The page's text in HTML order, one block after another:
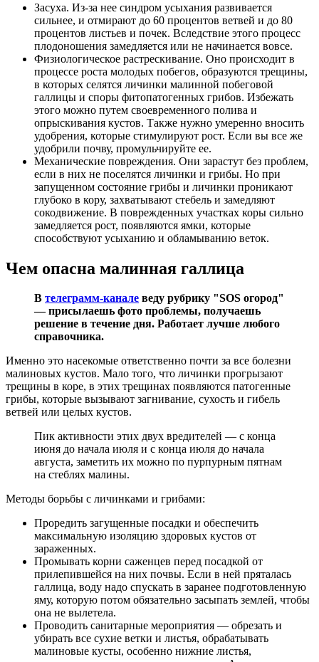
Засуха. Из-за нее синдром усыхания развивается
сильнее, и отмирают до 60 процентов ветвей и до 80
процентов листьев и почек. Вследствие этого процесс
плодоношения замедляется или не начинается вовсе.
Физиологическое растрескивание. Оно происходит в
процессе роста молодых побегов, образуются трещины,
в которых селятся личинки малинной побеговой
галлицы и споры фитопатогенных грибов. Избежать
этого можно путем своевременного полива и
опрыскивания кустов. Также нужно умеренно вносить
удобрения, которые стимулируют рост. Если вы все же
удобрили почву, промульчируйте ее.
Механические повреждения. Они зарастут без проблем,
если в них не поселятся личинки и грибы. Но при
запущенном состояние грибы и личинки проникают
глубоко в кору, захватывают стебель и замедляют
сокодвижение. В поврежденных участках коры сильно
замедляется рост, появляются ямки, которые
способствуют усыханию и обламыванию веток.
Чем опасна малинная галлица
В телеграмм-канале веду рубрику "SOS огород"
— присылаешь фото проблемы, получаешь
решение в течение дня. Работает лучше любого
справочника.
Именно это насекомые ответственно почти за все болезни
малиновых кустов. Мало того, что личинки прогрызают
трещины в коре, в этих трещинах появляются патогенные
грибы, которые вызывают загнивание, сухость и гибель
ветвей или целых кустов.
Пик активности этих двух вредителей — с конца
июня до начала июля и с конца июля до начала
августа, заметить их можно по пурпурным пятнам
на стеблях малины.
Методы борьбы с личинками и грибами:
Проредить загущенные посадки и обеспечить
максимальную изоляцию здоровых кустов от
зараженных.
Промывать корни саженцев перед посадкой от
прилепившейся на них почвы. Если в ней пряталась
галлица, воду надо спускать в заранее подготовленную
яму, которую потом обязательно засыпать землей, чтобы
она не вылетела.
Проводить санитарные мероприятия — обрезать и
убирать все сухие ветки и листья, обрабатывать
малиновые кусты, особенно нижние листья,